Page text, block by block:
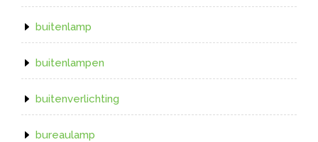
buitenlamp
buitenlampen
buitenverlichting
bureaulamp